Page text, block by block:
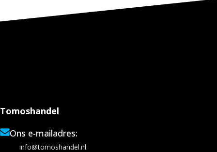
Tomoshandel
Ons e-mailadres:
info@tomoshandel.nl